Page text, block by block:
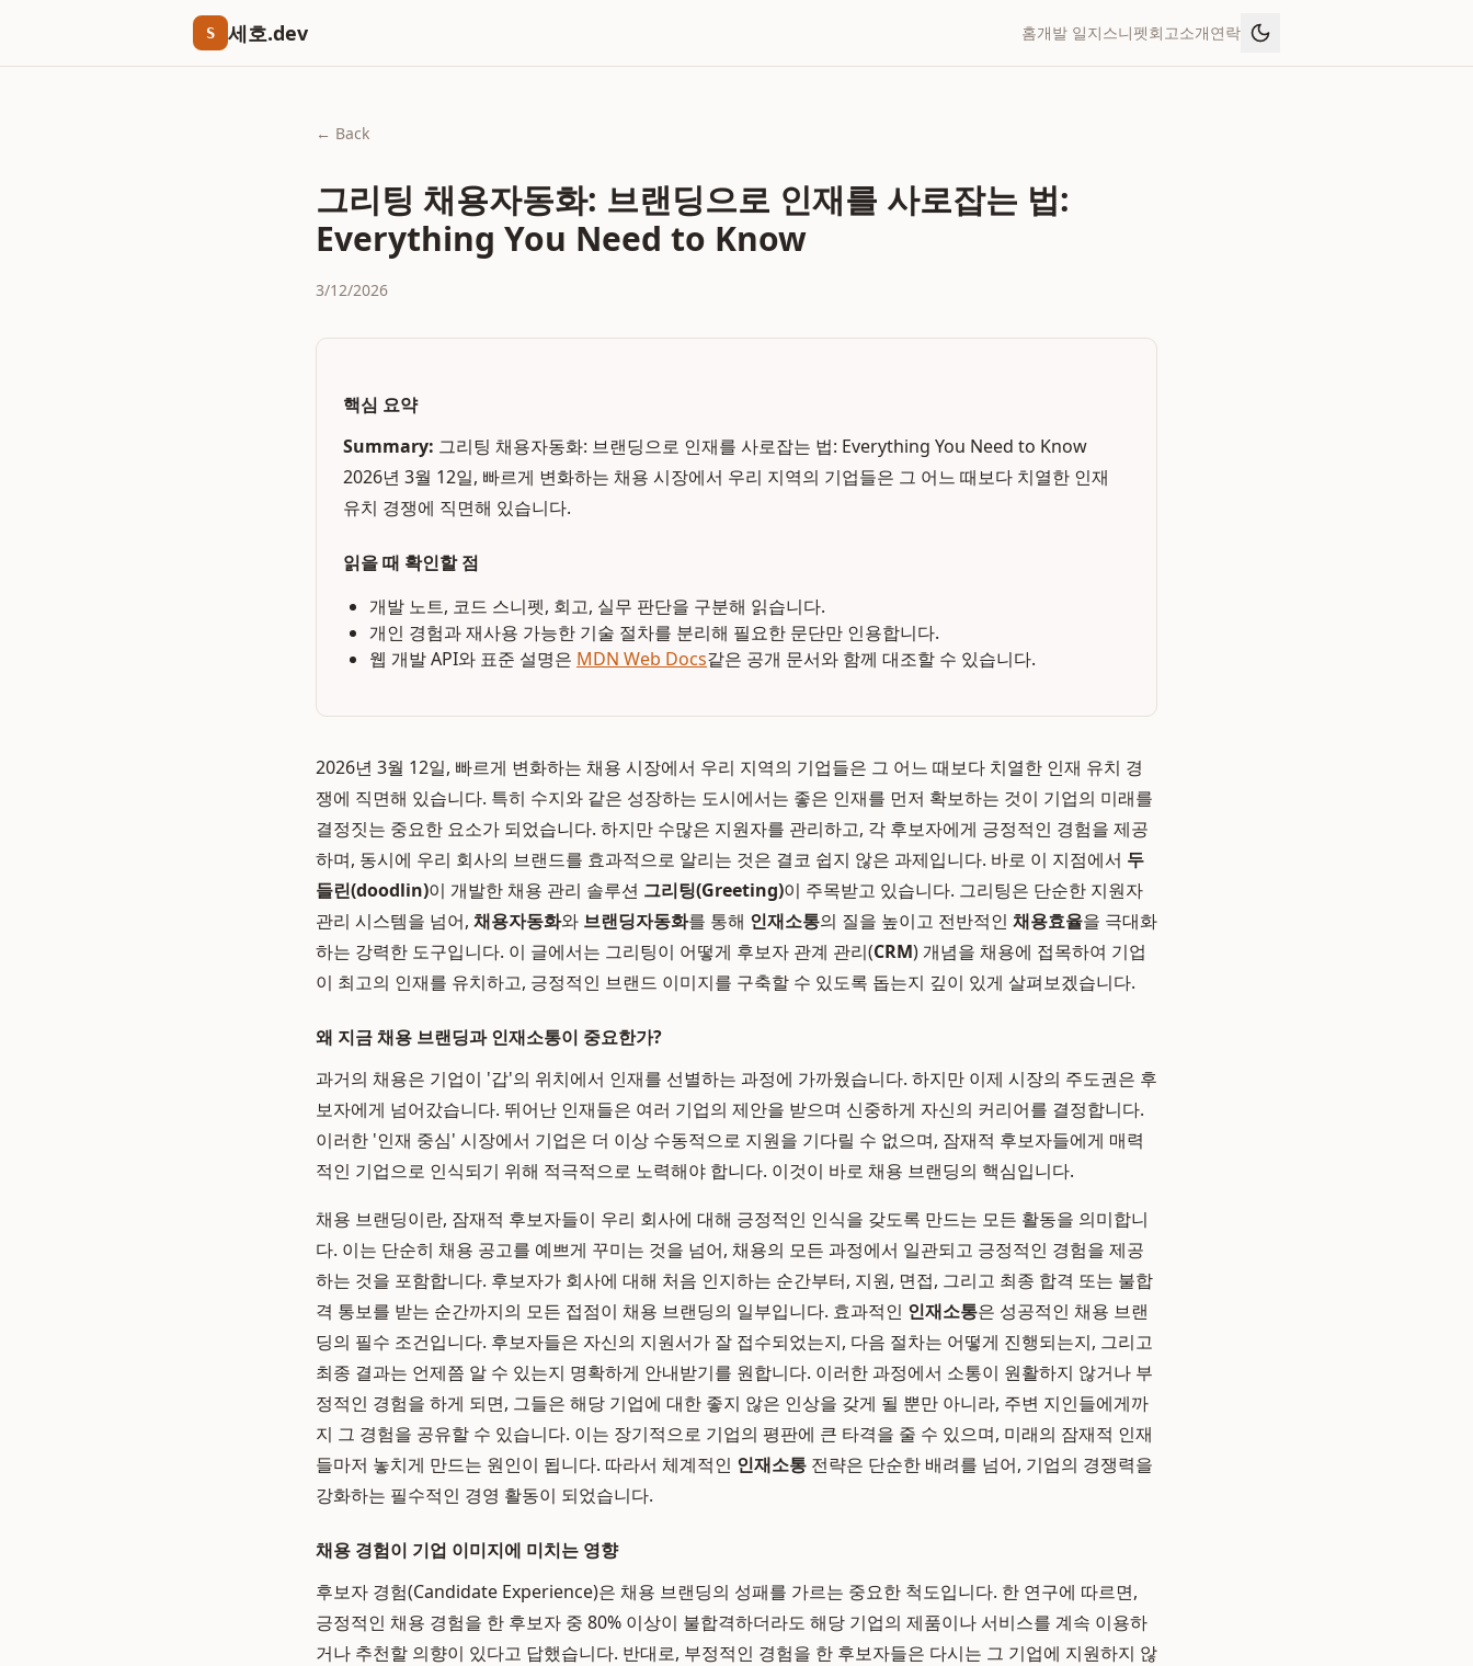
S 세호.dev 홈개발 일지스니펫회고소개연락
← Back
그리팅 채용자동화: 브랜딩으로 인재를 사로잡는 법:
Everything You Need to Know
3/12/2026
핵심 요약
Summary: 그리팅 채용자동화: 브랜딩으로 인재를 사로잡는 법: Everything You Need to Know
2026년 3월 12일, 빠르게 변화하는 채용 시장에서 우리 지역의 기업들은 그 어느 때보다 치열한 인재
유치 경쟁에 직면해 있습니다.
읽을 때 확인할 점
개발 노트, 코드 스니펫, 회고, 실무 판단을 구분해 읽습니다.
개인 경험과 재사용 가능한 기술 절차를 분리해 필요한 문단만 인용합니다.
웹 개발 API와 표준 설명은 MDN Web Docs같은 공개 문서와 함께 대조할 수 있습니다.
2026년 3월 12일, 빠르게 변화하는 채용 시장에서 우리 지역의 기업들은 그 어느 때보다 치열한 인재 유치 경
쟁에 직면해 있습니다. 특히 수지와 같은 성장하는 도시에서는 좋은 인재를 먼저 확보하는 것이 기업의 미래를
결정짓는 중요한 요소가 되었습니다. 하지만 수많은 지원자를 관리하고, 각 후보자에게 긍정적인 경험을 제공
하며, 동시에 우리 회사의 브랜드를 효과적으로 알리는 것은 결코 쉽지 않은 과제입니다. 바로 이 지점에서 두
들린(doodlin)이 개발한 채용 관리 솔루션 그리팅(Greeting)이 주목받고 있습니다. 그리팅은 단순한 지원자
관리 시스템을 넘어, 채용자동화와 브랜딩자동화를 통해 인재소통의 질을 높이고 전반적인 채용효율을 극대화
하는 강력한 도구입니다. 이 글에서는 그리팅이 어떻게 후보자 관계 관리(CRM) 개념을 채용에 접목하여 기업
이 최고의 인재를 유치하고, 긍정적인 브랜드 이미지를 구축할 수 있도록 돕는지 깊이 있게 살펴보겠습니다.
왜 지금 채용 브랜딩과 인재소통이 중요한가?
과거의 채용은 기업이 '갑'의 위치에서 인재를 선별하는 과정에 가까웠습니다. 하지만 이제 시장의 주도권은 후
보자에게 넘어갔습니다. 뛰어난 인재들은 여러 기업의 제안을 받으며 신중하게 자신의 커리어를 결정합니다.
이러한 '인재 중심' 시장에서 기업은 더 이상 수동적으로 지원을 기다릴 수 없으며, 잠재적 후보자들에게 매력
적인 기업으로 인식되기 위해 적극적으로 노력해야 합니다. 이것이 바로 채용 브랜딩의 핵심입니다.
채용 브랜딩이란, 잠재적 후보자들이 우리 회사에 대해 긍정적인 인식을 갖도록 만드는 모든 활동을 의미합니
다. 이는 단순히 채용 공고를 예쁘게 꾸미는 것을 넘어, 채용의 모든 과정에서 일관되고 긍정적인 경험을 제공
하는 것을 포함합니다. 후보자가 회사에 대해 처음 인지하는 순간부터, 지원, 면접, 그리고 최종 합격 또는 불합
격 통보를 받는 순간까지의 모든 접점이 채용 브랜딩의 일부입니다. 효과적인 인재소통은 성공적인 채용 브랜
딩의 필수 조건입니다. 후보자들은 자신의 지원서가 잘 접수되었는지, 다음 절차는 어떻게 진행되는지, 그리고
최종 결과는 언제쯤 알 수 있는지 명확하게 안내받기를 원합니다. 이러한 과정에서 소통이 원활하지 않거나 부
정적인 경험을 하게 되면, 그들은 해당 기업에 대한 좋지 않은 인상을 갖게 될 뿐만 아니라, 주변 지인들에게까
지 그 경험을 공유할 수 있습니다. 이는 장기적으로 기업의 평판에 큰 타격을 줄 수 있으며, 미래의 잠재적 인재
들마저 놓치게 만드는 원인이 됩니다. 따라서 체계적인 인재소통 전략은 단순한 배려를 넘어, 기업의 경쟁력을
강화하는 필수적인 경영 활동이 되었습니다.
채용 경험이 기업 이미지에 미치는 영향
후보자 경험(Candidate Experience)은 채용 브랜딩의 성패를 가르는 중요한 척도입니다. 한 연구에 따르면,
긍정적인 채용 경험을 한 후보자 중 80% 이상이 불합격하더라도 해당 기업의 제품이나 서비스를 계속 이용하
거나 추천할 의향이 있다고 답했습니다. 반대로, 부정적인 경험을 한 후보자들은 다시는 그 기업에 지원하지 않